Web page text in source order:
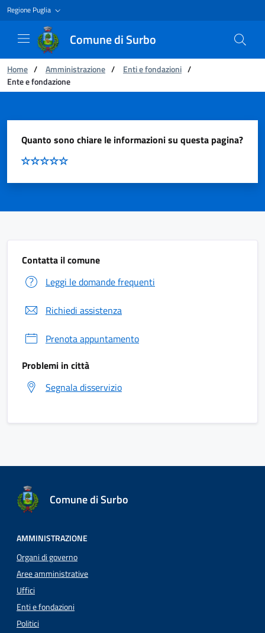
Regione Puglia
Comune di Surbo
You are:
Home / Amministrazione / Enti e fondazioni /
Ente e fondazione
Ente e fondazione
Quanto sono chiare le informazioni su questa pagina?
Contatta il comune
Leggi le domande frequenti
Richiedi assistenza
Prenota appuntamento
Problemi in città
Segnala disservizio
Comune di Surbo
AMMINISTRAZIONE
Organi di governo
Aree amministrative
Uffici
Enti e fondazioni
Politici